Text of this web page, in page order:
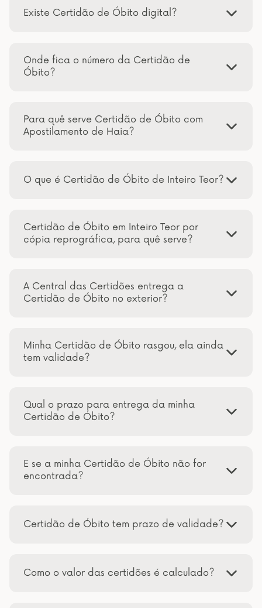
Existe Certidão de Óbito digital?
Onde fica o número da Certidão de
Óbito?
Para quê serve Certidão de Óbito com
Apostilamento de Haia?
O que é Certidão de Óbito de Inteiro Teor?
Certidão de Óbito em Inteiro Teor por
cópia reprográfica, para quê serve?
A Central das Certidões entrega a
Certidão de Óbito no exterior?
Minha Certidão de Óbito rasgou, ela ainda
tem validade?
Qual o prazo para entrega da minha
Certidão de Óbito?
E se a minha Certidão de Óbito não for
encontrada?
Certidão de Óbito tem prazo de validade?
Como o valor das certidões é calculado?